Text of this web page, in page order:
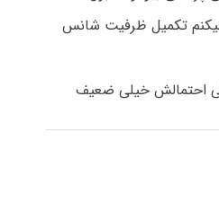
تکمیل ظرفیت شانس
احتمالش خیلی ضعیف